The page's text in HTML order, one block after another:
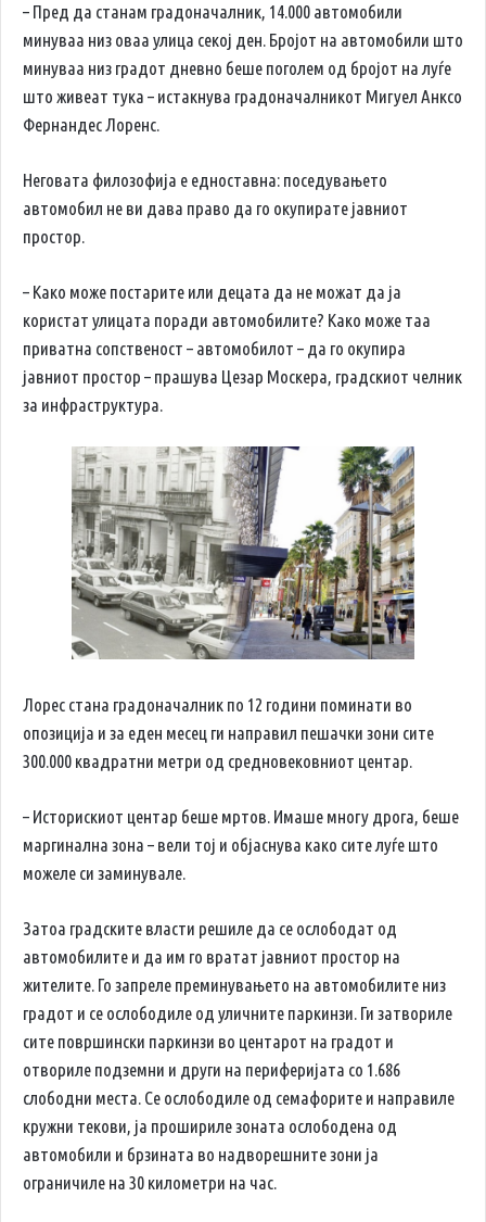
– Пред да станам градоначалник, 14.000 автомобили
минуваа низ оваа улица секој ден. Бројот на автомобили што
минуваа низ градот дневно беше поголем од бројот на луѓе
што живеат тука – истакнува градоначалникот Мигуел Анксо
Фернандес Лоренс.
Неговата филозофија е едноставна: поседувањето
автомобил не ви дава право да го окупирате јавниот
простор.
– Како може постарите или децата да не можат да ја
користат улицата поради автомобилите? Како може таа
приватна сопственост – автомобилот – да го окупира
јавниот простор – прашува Цезар Москера, градскиот челник
за инфраструктура.
Лорес стана градоначалник по 12 години поминати во
опозиција и за еден месец ги направил пешачки зони сите
300.000 квадратни метри од средновековниот центар.
– Историскиот центар беше мртов. Имаше многу дрога, беше
маргинална зона – вели тој и објаснува како сите луѓе што
можеле си заминувале.
Затоа градските власти решиле да се ослободат од
автомобилите и да им го вратат јавниот простор на
жителите. Го запреле преминувањето на автомобилите низ
градот и се ослободиле од уличните паркинзи. Ги затвориле
сите површински паркинзи во центарот на градот и
отвориле подземни и други на периферијата со 1.686
слободни места. Се ослободиле од семафорите и направиле
кружни текови, ја прошириле зоната ослободена од
автомобили и брзината во надворешните зони ја
ограничиле на 30 километри на час.